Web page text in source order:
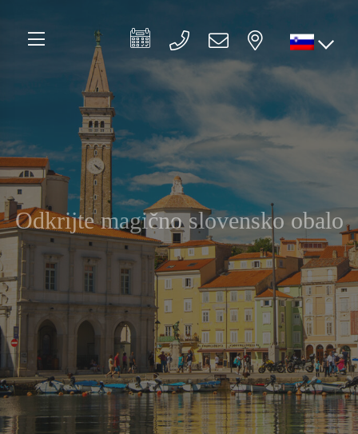
Odkrijte magično slovensko obalo